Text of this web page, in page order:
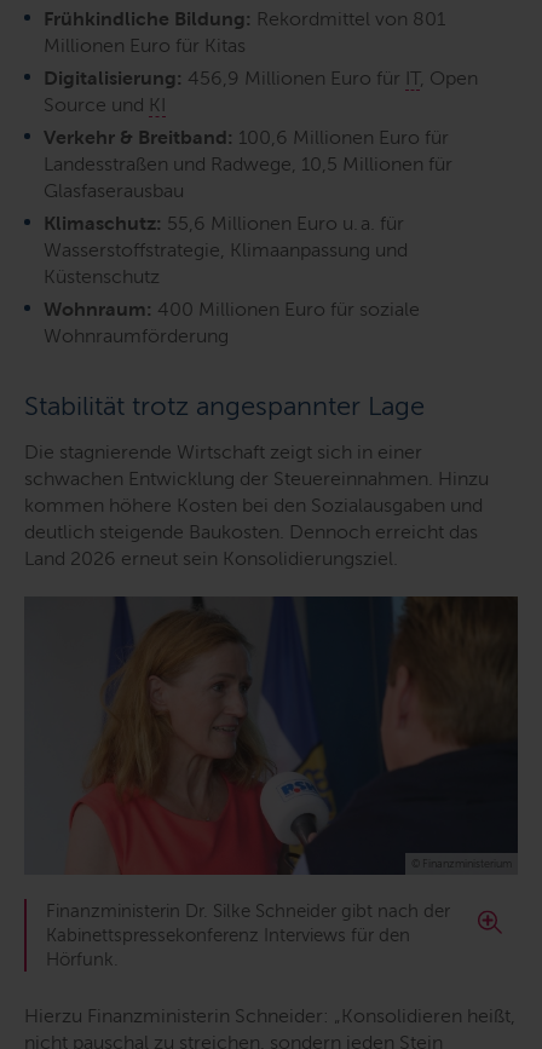
Frühkindliche Bildung: Rekordmittel von 801
Millionen Euro für Kitas
Digitalisierung: 456,9 Millionen Euro für IT, Open
Source und KI
Verkehr & Breitband: 100,6 Millionen Euro für
Landesstraßen und Radwege, 10,5 Millionen für
Glasfaserausbau
Klimaschutz: 55,6 Millionen Euro u. a. für
Wasserstoffstrategie, Klimaanpassung und
Küstenschutz
Wohnraum: 400 Millionen Euro für soziale
Wohnraumförderung
Stabilität trotz angespannter Lage
Die stagnierende Wirtschaft zeigt sich in einer
schwachen Entwicklung der Steuereinnahmen. Hinzu
kommen höhere Kosten bei den Sozialausgaben und
deutlich steigende Baukosten. Dennoch erreicht das
Land 2026 erneut sein Konsolidierungsziel.
© Finanzministerium
Finanzministerin Dr. Silke Schneider gibt nach der
Kabinettspressekonferenz Interviews für den
Hörfunk.
Hierzu Finanzministerin Schneider: „ Konsolidieren heißt,
nicht pauschal zu streichen, sondern jeden Stein